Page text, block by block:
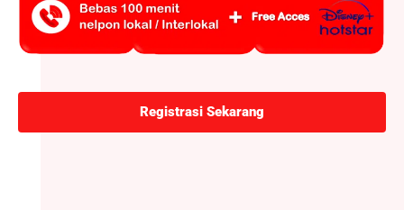
Registrasi Sekarang